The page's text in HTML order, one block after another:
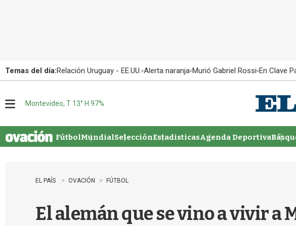
Temas del día:Relación Uruguay - EE.UU. Alerta naranja Murió Gabriel Rossi En Clave
u
Montevideo, T 13° H 97%
FútbolMundialSelecciónEstadisticasAgenda Deportiva
EL PAÍS OVACIÓN FÚTBOL
El alemán que se vino a vivir